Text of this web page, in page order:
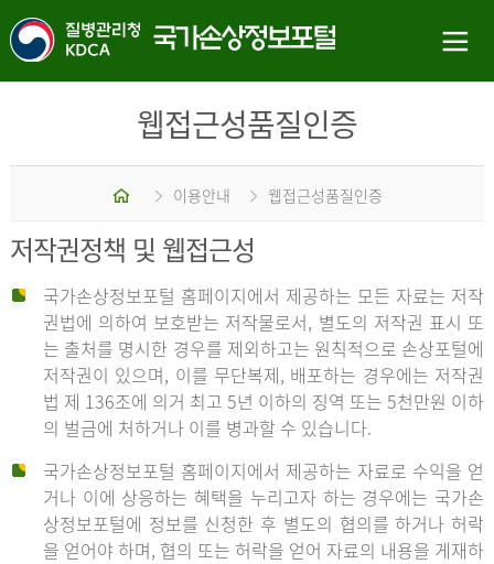
웹접근성품질인증
홈 이용안내 웹접근성품질인증
저작권정책 및 웹접근성
국가손상정보포털 홈페이지에서 제공하는 모든 자료는 저작
권법에 의하여 보호받는 저작물로서, 별도의 저작권 표시 또
는 출처를 명시한 경우를 제외하고는 원칙적으로 손상포털에
저작권이 있으며, 이를 무단복제, 배포하는 경우에는 저작권
법 제 136조에 의거 최고 5년 이하의 징역 또는 5천만원 이하
의 벌금에 처하거나 이를 병과할 수 있습니다.
국가손상정보포털 홈페이지에서 제공하는 자료로 수익을 얻
거나 이에 상응하는 혜택을 누리고자 하는 경우에는 국가손
상정보포털에 정보를 신청한 후 별도의 협의를 하거나 허락
을 얻어야 하며, 협의 또는 허락을 얻어 자료의 내용을 게재하